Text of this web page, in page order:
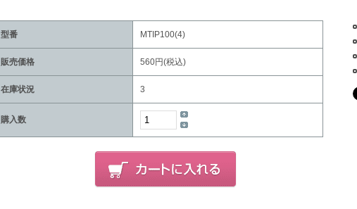
型番 MTIP100(4)
販売価格 560円(税込)
在庫状況 3
購入数